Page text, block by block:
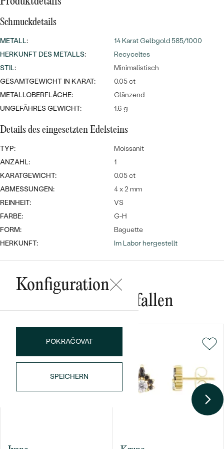
Wave Kollektion
ANSEHEN
NACH DER FARBE
MASSGEFERTIGTER
DIAMANTEN
Bestseller
Ohrrinnge
Personalisierte
Halsketten
ANSEHEN
Meistverkaufte
Ringe
ANSEHEN
Schmuckdetails
METALL:
14 Karat Gelbgold 585/1000
HERKUNFT DES METALLS:
Recyceltes
STIL:
Minimalistisch
GESAMTGEWICHT IN KARAT:
0.05 ct
METALLOBERFLÄCHE:
Glänzend
UNGEFÄHRES GEWICHT:
1.6 g
Details des eingesetzten Edelsteins
TYP:
Moissanit
ANZAHL:
1
KARATGEWICHT:
0.05 ct
ABMESSUNGEN:
4 x 2 mm
REINHEIT:
VS
FARBE:
G-H
FORM:
Baguette
HERKUNFT:
Im Labor hergestellt
Konfiguration
POKRAČOVAT
SPEICHERN
Das könnte Ihnen gefallen